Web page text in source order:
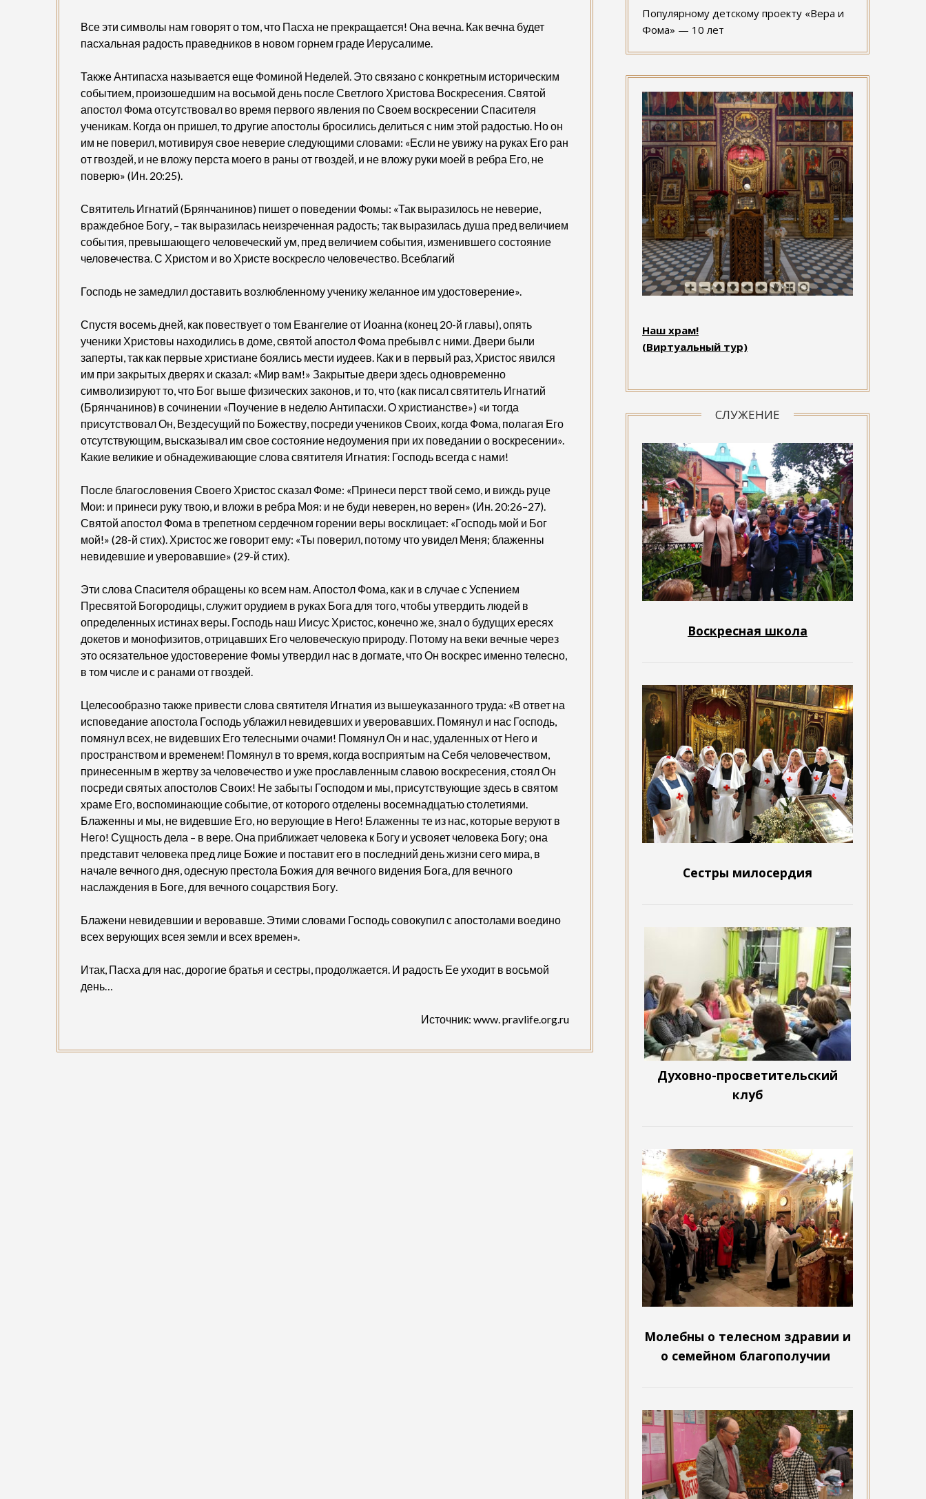
Все эти символы нам говорят о том, что Пасха не прекращается! Она вечна. Как вечна будет
пасхальная радость праведников в новом горнем граде Иерусалиме.
Также Антипасха называется еще Фоминой Неделей. Это связано с конкретным историческим
событием, произошедшим на восьмой день после Светлого Христова Воскресения. Святой
апостол Фома отсутствовал во время первого явления по Своем воскресении Спасителя
ученикам. Когда он пришел, то другие апостолы бросились делиться с ним этой радостью. Но он
им не поверил, мотивируя свое неверие следующими словами: «Если не увижу на руках Его ран
от гвоздей, и не вложу перста моего в раны от гвоздей, и не вложу руки моей в ребра Его, не
поверю» (Ин. 20:25).
Святитель Игнатий (Брянчанинов) пишет о поведении Фомы: «Так выразилось не неверие,
враждебное Богу, – так выразилась неизреченная радость; так выразилась душа пред величием
события, превышающего человеческий ум, пред величием события, изменившего состояние
человечества. С Христом и во Христе воскресло человечество. Всеблагий
Господь не замедлил доставить возлюбленному ученику желанное им удостоверение».
Спустя восемь дней, как повествует о том Евангелие от Иоанна (конец 20-й главы), опять
ученики Христовы находились в доме, святой апостол Фома пребывл с ними. Двери были
заперты, так как первые христиане боялись мести иудеев. Как и в первый раз, Христос явился
им при закрытых дверях и сказал: «Мир вам!» Закрытые двери здесь одновременно
символизируют то, что Бог выше физических законов, и то, что (как писал святитель Игнатий
(Брянчанинов) в сочинении «Поучение в неделю Антипасхи. О христианстве») «и тогда
присутствовал Он, Вездесущий по Божеству, посреди учеников Своих, когда Фома, полагая Его
отсутствующим, высказывал им свое состояние недоумения при их поведании о воскресении».
Какие великие и обнадеживающие слова святителя Игнатия: Господь всегда с нами!
После благословения Своего Христос сказал Фоме: «Принеси перст твой семо, и виждь руце
Мои: и принеси руку твою, и вложи в ребра Моя: и не буди неверен, но верен» (Ин. 20:26–27).
Святой апостол Фома в трепетном сердечном горении веры восклицает: «Господь мой и Бог
мой!» (28-й стих). Христос же говорит ему: «Ты поверил, потому что увидел Меня; блаженны
невидевшие и уверовавшие» (29-й стих).
Эти слова Спасителя обращены ко всем нам. Апостол Фома, как и в случае с Успением
Пресвятой Богородицы, служит орудием в руках Бога для того, чтобы утвердить людей в
определенных истинах веры. Господь наш Иисус Христос, конечно же, знал о будущих ересях
докетов и монофизитов, отрицавших Его человеческую природу. Потому на веки вечные через
это осязательное удостоверение Фомы утвердил нас в догмате, что Он воскрес именно телесно,
в том числе и с ранами от гвоздей.
Целесообразно также привести слова святителя Игнатия из вышеуказанного труда: «В ответ на
исповедание апостола Господь ублажил невидевших и уверовавших. Помянул и нас Господь,
помянул всех, не видевших Его телесными очами! Помянул Он и нас, удаленных от Него и
пространством и временем! Помянул в то время, когда восприятым на Себя человечеством,
принесенным в жертву за человечество и уже прославленным славою воскресения, стоял Он
посреди святых апостолов Своих! Не забыты Господом и мы, присутствующие здесь в святом
храме Его, воспоминающие событие, от которого отделены восемнадцатью столетиями.
Блаженны и мы, не видевшие Его, но верующие в Него! Блаженны те из нас, которые веруют в
Него! Сущность дела – в вере. Она приближает человека к Богу и усвояет человека Богу; она
представит человека пред лице Божие и поставит его в последний день жизни сего мира, в
начале вечного дня, одесную престола Божия для вечного видения Бога, для вечного
наслаждения в Боге, для вечного соцарствия Богу.
Блажени невидевшии и веровавше. Этими словами Господь совокупил с апостолами воедино
всех верующих всея земли и всех времен».
Итак, Пасха для нас, дорогие братья и сестры, продолжается. И радость Ее уходит в восьмой
день…
Источник: www. pravlife.org.ru
Популярному детскому проекту «Вера и
Фома» — 10 лет
Наш храм!
(Виртуальный тур)
СЛУЖЕНИЕ
Воскресная школа
Сестры милосердия
Духовно-просветительский
клуб
Молебны о телесном здравии и
о семейном благополучии